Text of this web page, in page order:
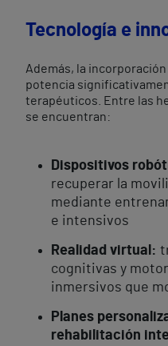
Tecnología e
Además, la
potencia
terapéuticos. Entre las
se encuentran:
Dispositivos
recuperar la
mediante
e intensivos
Realidad virtual:
cognitivas y
inmersivos que
Planes
rehabilitación